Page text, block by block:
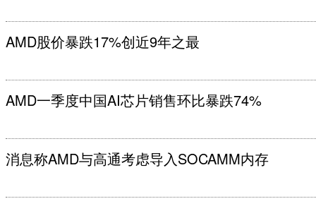
AMD股价暴跌17%创近9年之最
AMD一季度中国AI芯片销售环比暴跌74%
消息称AMD与高通考虑导入SOCAMM内存